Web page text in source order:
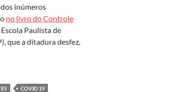
inúmeros
no livro do Controle
Paulista de
que a ditadura desfez,
pública, ciência, democracia e sua reconstrução
COVID 19